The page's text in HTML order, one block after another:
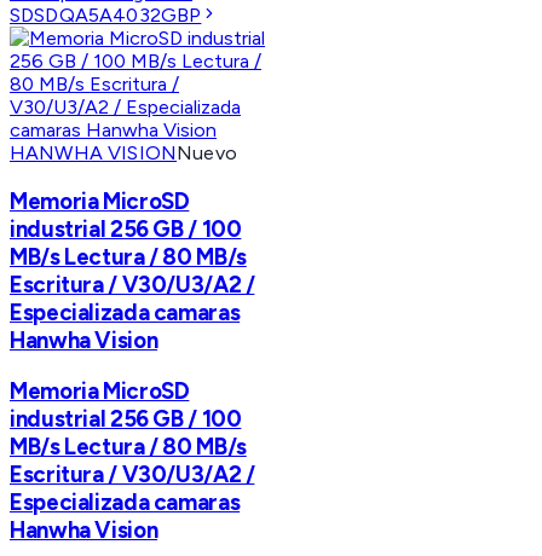
SDSDQA5A4032GBP
HANWHA VISIONNuevo
Memoria MicroSD
industrial 256 GB / 100
MB/s Lectura / 80 MB/s
Escritura / V30/U3/A2 /
Especializada camaras
Hanwha Vision
Memoria MicroSD
industrial 256 GB / 100
MB/s Lectura / 80 MB/s
Escritura / V30/U3/A2 /
Especializada camaras
Hanwha Vision